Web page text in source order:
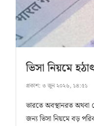
ভিসা নিয়মে
প্রকাশ: ৩ জুন ২০২৬, ১৪:৫১
ভারতে অবস্থানরত অথবা
জন্য ভিসা নিয়মে বড়